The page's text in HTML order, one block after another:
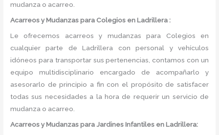
mudanza o acarreo.
Acarreos y Mudanzas para Colegios en Ladrillera :
Le ofrecemos acarreos y mudanzas para Colegios en
cualquier parte de Ladrillera con personal y vehículos
idóneos para transportar sus pertenencias, contamos con un
equipo multidisciplinario encargado de acompañarlo y
asesorarlo de principio a fin con el propósito de satisfacer
todas sus necesidades a la hora de requerir un servicio de
mudanza o acarreo.
Acarreos y Mudanzas para Jardines Infantiles en Ladrillera: